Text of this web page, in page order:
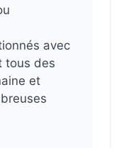
avec
tous des
et